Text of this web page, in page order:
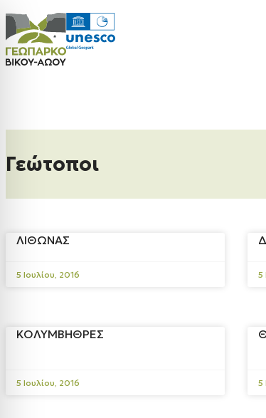
Γεώτοποι
ΛΙΘΩΝΑΣ
5 Ιουλίου, 2016 5
ΚΟΛΥΜΒΗΘΡΕΣ
5 Ιουλίου, 2016 5